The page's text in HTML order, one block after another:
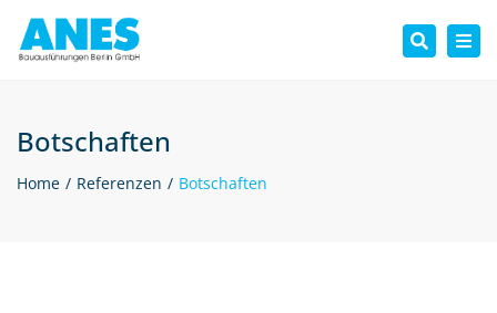
Search
Botschaften
Home Referenzen Botschaften